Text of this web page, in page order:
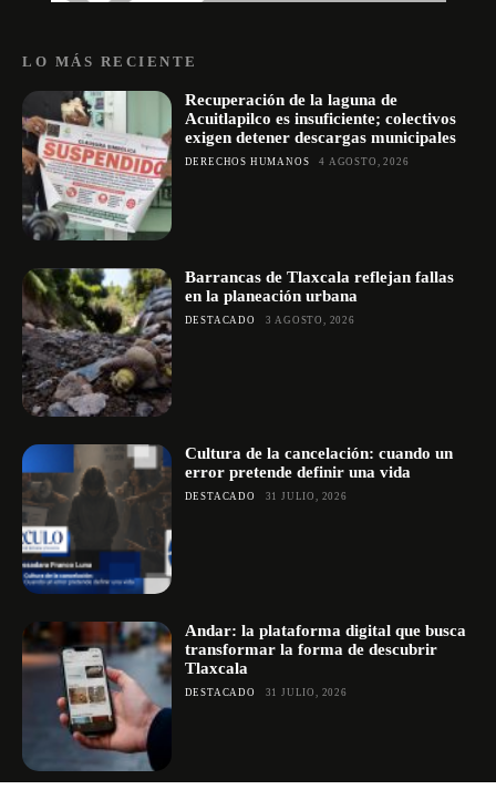
LO MÁS RECIENTE
Recuperación de la laguna de
Acuitlapilco es insuficiente; colectivos
exigen detener descargas municipales
DERECHOS HUMANOS 4 AGOSTO, 2026
Barrancas de Tlaxcala reflejan fallas
en la planeación urbana
DESTACADO 3 AGOSTO, 2026
Cultura de la cancelación: cuando un
error pretende definir una vida
DESTACADO 31 JULIO, 2026
Andar: la plataforma digital que busca
transformar la forma de descubrir
Tlaxcala
DESTACADO 31 JULIO, 2026